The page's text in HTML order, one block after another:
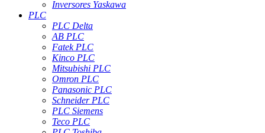
Inversores Yaskawa
PLC
PLC Delta
AB PLC
Fatek PLC
Kinco PLC
Mitsubishi PLC
Omron PLC
Panasonic PLC
Schneider PLC
PLC Siemens
Teco PLC